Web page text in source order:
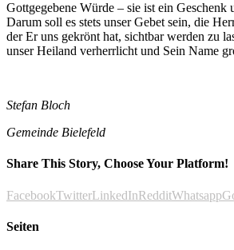
Gottgegebene Würde – sie ist ein Geschenk
Darum soll es stets unser Gebet sein, die
der Er uns gekrönt hat, sichtbar werden zu
unser Heiland verherrlicht und Sein Name
Stefan Bloch
Gemeinde Bielefeld
Share This Story, Choose Your Platform!
FacebookTwitterLinkedInRedditWhatsapp
Seiten